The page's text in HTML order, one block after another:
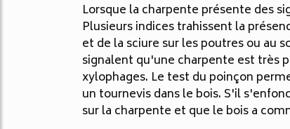
Lorsque la charpente présente des
Plusieurs indices trahissent la
et de la sciure sur les poutres ou au
signalent qu'une charpente est très
xylophages. Le test du poinçon
un tournevis dans le bois. S'il
sur la charpente et que le bois a